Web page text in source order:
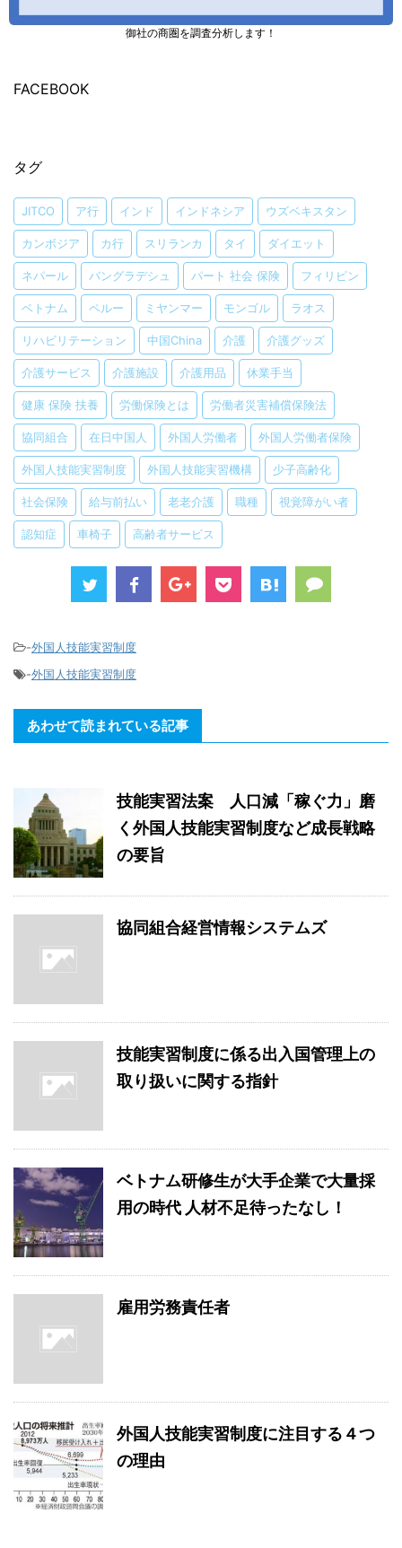
御社の商圏を調査分析します！
FACEBOOK
タグ
JITCO ア行 インド インドネシア ウズベキスタン
カンボジア カ行 スリランカ タイ ダイエット
ネパール バングラデシュ パート 社会 保険 フィリピン
ベトナム ペルー ミヤンマー モンゴル ラオス
リハビリテーション 中国China 介護 介護グッズ
介護サービス 介護施設 介護用品 休業手当
健康 保険 扶養 労働保険とは 労働者災害補償保険法
協同組合 在日中国人 外国人労働者 外国人労働者保険
外国人技能実習制度 外国人技能実習機構 少子高齢化
社会保険 給与前払い 老老介護 職種 視覚障がい者
認知症 車椅子 高齢者サービス
-外国人技能実習制度
-外国人技能実習制度
あわせて読まれている記事
技能実習法案 人口減「稼ぐ力」磨
く外国人技能実習制度など成長戦略
の要旨
協同組合経営情報システムズ
技能実習制度に係る出入国管理上の
取り扱いに関する指針
ベトナム研修生が大手企業で大量採
用の時代 人材不足待ったなし！
雇用労務責任者
外国人技能実習制度に注目する４つ
の理由